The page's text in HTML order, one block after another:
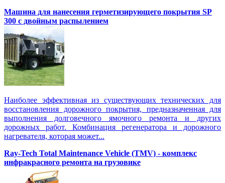
Машина для нанесения герметизирующего покрытия SP
300 с двойным распылением
Наиболее эффективная из существующих технических для
восстановления дорожного покрытия, предназначенная для
выполнения долговечного ямочного ремонта и других
дорожных работ. Комбинация регенератора и дорожного
нагревателя, которая может...
Ray-Tech Total Maintenance Vehicle (TMV) - комплекс
инфракрасного ремонта на грузовике